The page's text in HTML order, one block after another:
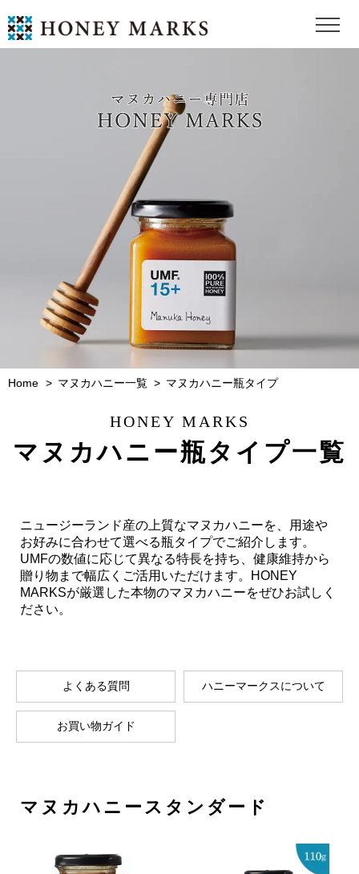
Home マヌカハニー一覧 マヌカハニー瓶タイプ
HONEY MARKS
マヌカハニー瓶タイプ一覧
ニュージーランド産の上質なマヌカハニーを、用途や
お好みに合わせて選べる瓶タイプでご紹介します。
UMFの数値に応じて異なる特長を持ち、健康維持から
贈り物まで幅広くご活用いただけます。HONEY
MARKSが厳選した本物のマヌカハニーをぜひお試しく
ださい。
よくある質問 ハニーマークスについて
お買い物ガイド
マヌカハニースタンダード